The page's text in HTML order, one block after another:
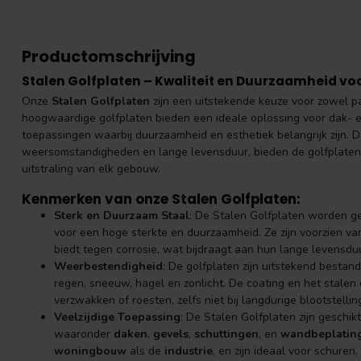
Productomschrijving
Stalen Golfplaten – Kwaliteit en Duurzaamheid
Onze Stalen Golfplaten zijn een uitstekende keuze voor zowel
hoogwaardige golfplaten bieden een ideale oplossing voor dak-
toepassingen waarbij duurzaamheid en esthetiek belangrijk zijn.
weersomstandigheden en lange levensduur, bieden de
uitstraling van elk gebouw.
Kenmerken van onze Stalen Golfplaten:
Sterk en Duurzaam Staal: De Stalen Golfplaten worden
voor een hoge sterkte en duurzaamheid. Ze zijn voorzien
biedt tegen corrosie, wat bijdraagt aan hun lange
Weerbestendigheid: De golfplaten zijn uitstekend
regen, sneeuw, hagel en zonlicht. De coating en het
verzwakken of roesten, zelfs niet bij langdurige
Veelzijdige Toepassing: De Stalen Golfplaten zijn
waaronder daken, gevels, schuttingen, en
woningbouw als de industrie, en zijn ideaal voor